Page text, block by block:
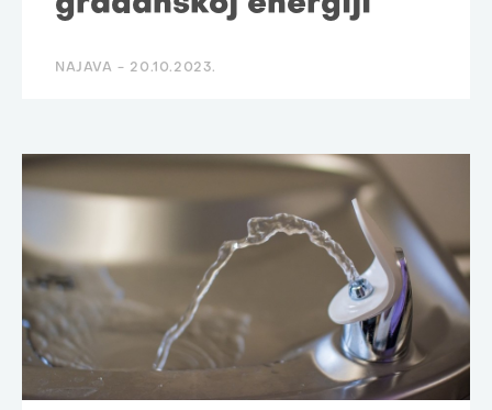
NAJAVA - 20.10.2023.